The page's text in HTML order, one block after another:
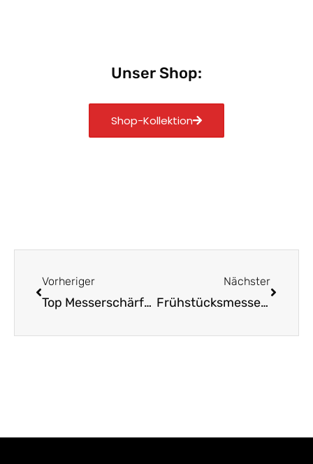
Unser Shop:
Shop-Kollektion
Vorheriger
Top Messerschärfer für deine Küchenmesser im Überblick
Nächster
Frühstücksmesser aus Solingen: Dein Morgenbegleiter